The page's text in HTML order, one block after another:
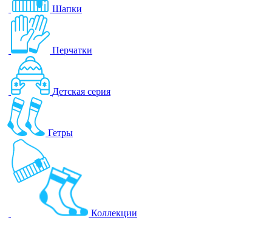
Шапки
Перчатки
Детская серия
Гетры
Коллекции